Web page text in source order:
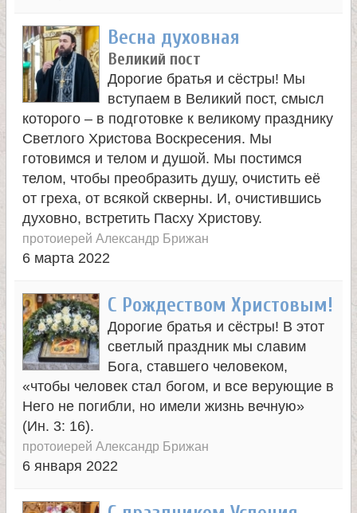
н
л
е
и
м
о
н
Весна духовная
Великий пост
Дорогие братья и сёстры! Мы
вступаем в Великий пост, смысл
которого – в подготовке к великому празднику
Светлого Христова Воскресения. Мы
готовимся и телом и душой. Мы постимся
телом, чтобы преобразить душу, очистить её
от греха, от всякой скверны. И, очистившись
духовно, встретить Пасху Христову.
протоиерей Александр Брижан
6 марта 2022
С Рождеством Христовым!
Дорогие братья и сёстры! В этот
светлый праздник мы славим
Бога, ставшего человеком,
«чтобы человек стал богом, и все верующие в
Него не погибли, но имели жизнь вечную»
(Ин. 3: 16).
протоиерей Александр Брижан
6 января 2022